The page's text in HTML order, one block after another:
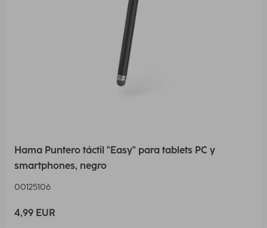
Hama Puntero táctil "Easy" para tablets PC y
smartphones, negro
00125106
4,99 EUR